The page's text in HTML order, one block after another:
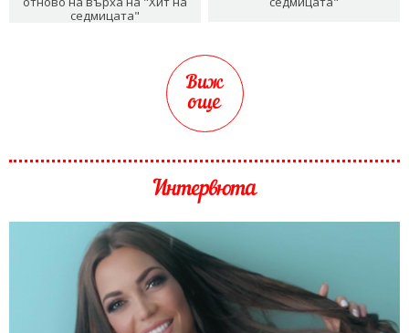
седмицата"
Виж
още
Интервюта